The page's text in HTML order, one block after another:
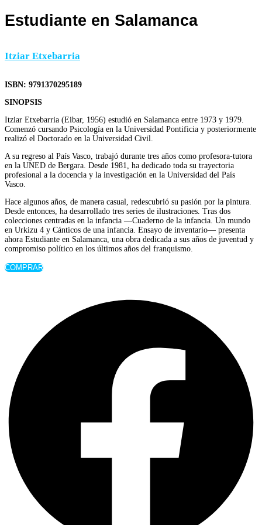
Estudiante en Salamanca
Itziar Etxebarria
ISBN: 9791370295189
SINOPSIS
Itziar Etxebarria (Eibar, 1956) estudió en Salamanca entre 1973 y 1979.
Comenzó cursando Psicología en la Universidad Pontificia y posteriormente
realizó el Doctorado en la Universidad Civil.
A su regreso al País Vasco, trabajó durante tres años como profesora-tutora
en la UNED de Bergara. Desde 1981, ha dedicado toda su trayectoria
profesional a la docencia y la investigación en la Universidad del País
Vasco.
Hace algunos años, de manera casual, redescubrió su pasión por la pintura.
Desde entonces, ha desarrollado tres series de ilustraciones. Tras dos
colecciones centradas en la infancia —Cuaderno de la infancia. Un mundo
en Urkizu 4 y Cánticos de una infancia. Ensayo de inventario— presenta
ahora Estudiante en Salamanca, una obra dedicada a sus años de juventud y
compromiso político en los últimos años del franquismo.
COMPRAR